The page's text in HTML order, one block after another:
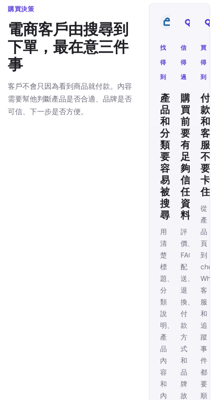
購買決策
電商客戶由搜尋到
下單，最在意三件
事
客戶不會只因為看到商品就付款。內容
需要幫他判斷產品是否合適、品牌是否
可信、下一步是否方便。
找
得
到
產
品
和
分
類
要
容
易
被
搜
尋
用
清
楚
標
題、
分
類
說
明、
產
品
內
容
和
內
信
得
過
購
買
前
要
有
足
夠
信
任
資
料
評
價、
FAQ、
配
送、
退
換、
付
款
方
式
和
品
牌
故
買
得
到
付
款
和
客
服
不
要
卡
住
從
產
品
頁
到
客
服
和
追
蹤
事
件
都
要
順，